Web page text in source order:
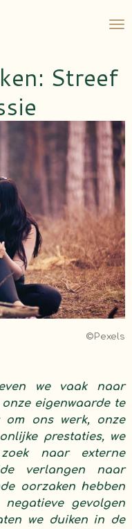
Streef
©Pexels
we vaak naar
eigenwaarde te
ons werk, onze
prestaties, we
naar externe
verlangen naar
oorzaken hebben
gevolgen
we duiken in de